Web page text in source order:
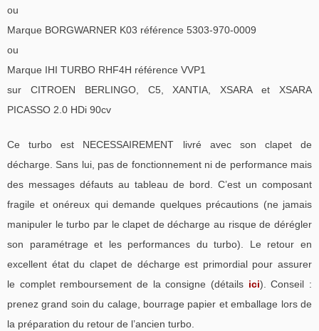
ou
Marque BORGWARNER K03 référence 5303-970-0009
ou
Marque IHI TURBO RHF4H référence VVP1
sur CITROEN BERLINGO, C5, XANTIA, XSARA et XSARA
PICASSO 2.0 HDi 90cv
Ce turbo est NECESSAIREMENT livré avec son clapet de
décharge. Sans lui, pas de fonctionnement ni de performance mais
des messages défauts au tableau de bord. C’est un composant
fragile et onéreux qui demande quelques précautions (ne jamais
manipuler le turbo par le clapet de décharge au risque de dérégler
son paramétrage et les performances du turbo). Le retour en
excellent état du clapet de décharge est primordial pour assurer
le complet remboursement de la consigne (détails ici). Conseil :
prenez grand soin du calage, bourrage papier et emballage lors de
la préparation du retour de l’ancien turbo.